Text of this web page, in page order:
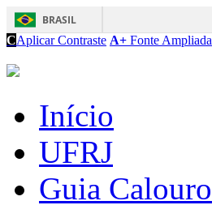
BRASIL
CAplicar Contraste A+ Fonte Ampliada
Início
UFRJ
Guia Calouro